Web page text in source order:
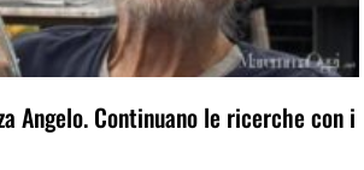
Angelo. Continuano le ricerche con i